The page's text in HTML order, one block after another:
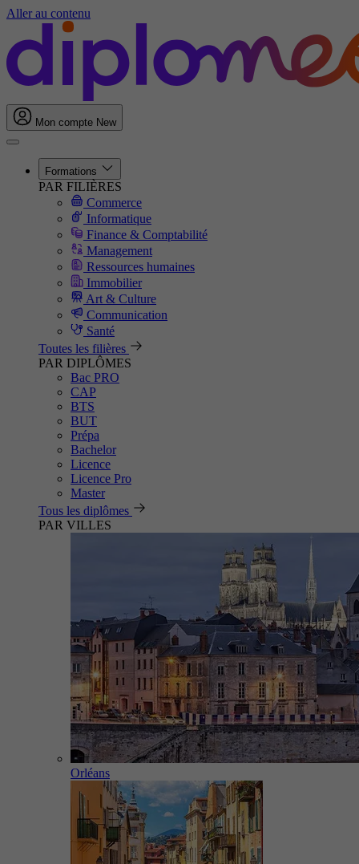
Aller au contenu
Mon compte New
Formations
PAR FILIÈRES
Commerce
Informatique
Finance & Comptabilité
Management
Ressources humaines
Immobilier
Art & Culture
Communication
Santé
Toutes les filières
PAR DIPLÔMES
Bac PRO
CAP
BTS
BUT
Prépa
Bachelor
Licence
Licence Pro
Master
Tous les diplômes
PAR VILLES
Orléans